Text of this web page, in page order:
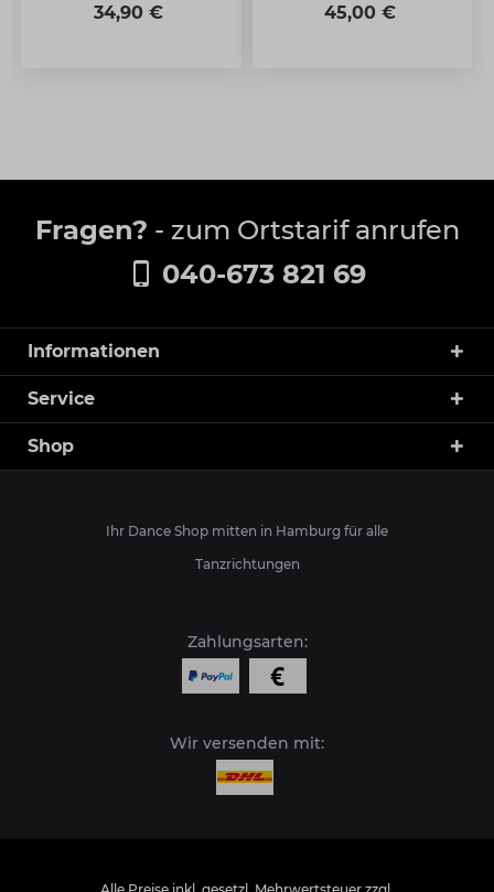
34,90 € 45,00 €
Fragen? - zum Ortstarif anrufen
040-673 821 69
Informationen
Service
Shop
Ihr Dance Shop mitten in Hamburg für alle
Tanzrichtungen
Zahlungsarten:
Wir versenden mit: